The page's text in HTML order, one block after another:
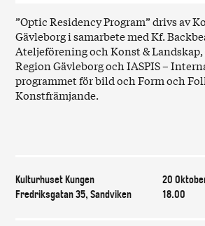
Kulturhuset Kungen
Fredriksgatan 35, Sandviken
20
18.00
”Optic Residency Program” drivs av
Gävleborg i samarbete med Kf.
Ateljeförening och Konst & Landskap,
Region Gävleborg och IASPIS –
programmet för bild och Form och
Konstfrämjande.